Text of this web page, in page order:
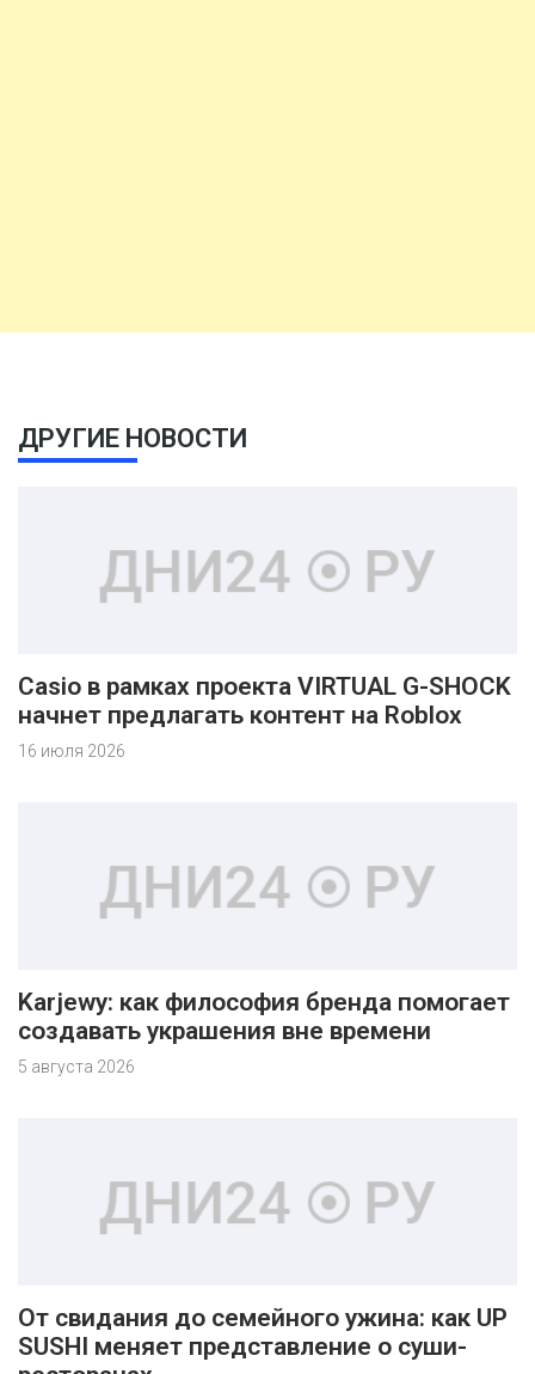
ДРУГИЕ НОВОСТИ
Casio в рамках проекта VIRTUAL G-SHOCK
начнет предлагать контент на Roblox
16 июля 2026
Karjewy: как философия бренда помогает
создавать украшения вне времени
5 августа 2026
От свидания до семейного ужина: как UP
SUSHI меняет представление о суши-